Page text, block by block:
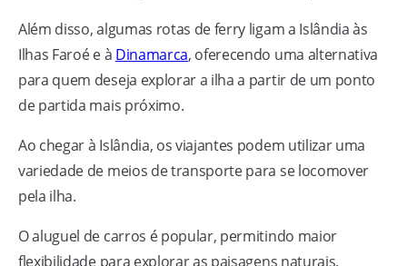
Além disso, algumas rotas de ferry ligam a Islândia às
Ilhas Faroé e à Dinamarca, oferecendo uma alternativa
para quem deseja explorar a ilha a partir de um ponto
de partida mais próximo.
Ao chegar à Islândia, os viajantes podem utilizar uma
variedade de meios de transporte para se locomover
pela ilha.
O aluguel de carros é popular, permitindo maior
flexibilidade para explorar as paisagens naturais.